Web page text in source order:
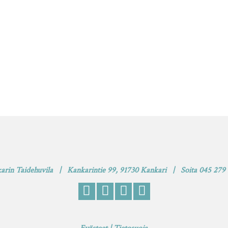
Taidehuvila | Kankarintie 99, 91730 Kankari | Soita 045 279